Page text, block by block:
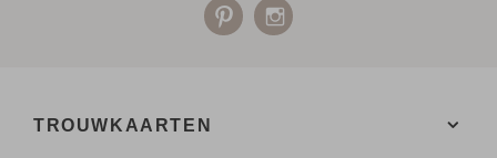
TROUWKAARTEN